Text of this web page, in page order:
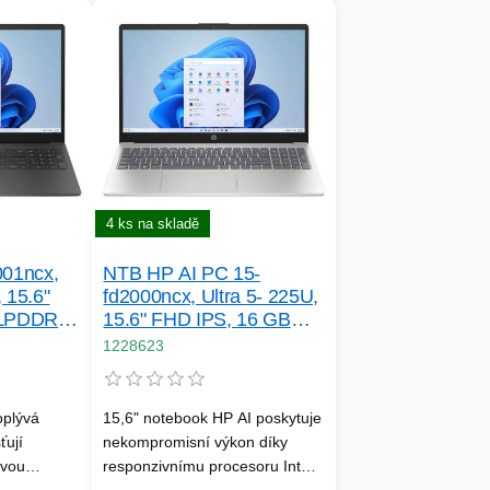
15.6"
4 ks na skladě
NTB HP AI PC 15-
fd2000ncx, Ultra 5- 225U,
15.6" FHD IPS, 16 GB
DDR5, SSD 512 GB, Win
Game Pass
1228623
15,6" notebook HP AI poskytuje
nekompromisní výkon díky
responzivnímu procesoru Intel®